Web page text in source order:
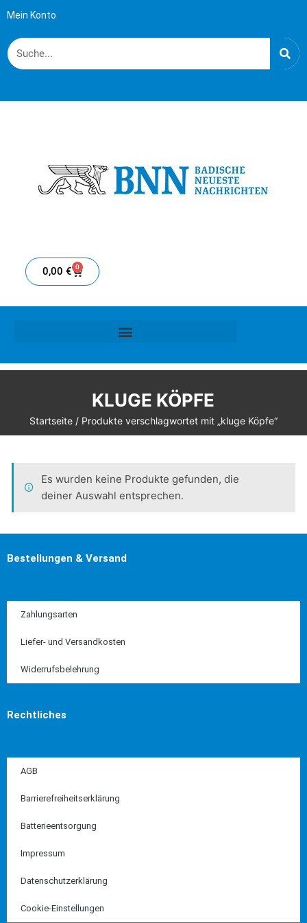
Mein Konto
0,00 € 0
KLUGE KÖPFE
Startseite/ Produkte verschlagwortet mit „kluge Köpfe“
Es wurden keine Produkte gefunden, die
deiner Auswahl entsprechen.
Bestellungen & Versand
Zahlungsarten
Liefer- und Versandkosten
Widerrufsbelehrung
Rechtliches
AGB
Barrierefreiheitserklärung
Batterieentsorgung
Impressum
Datenschutzerklärung
Cookie-Einstellungen